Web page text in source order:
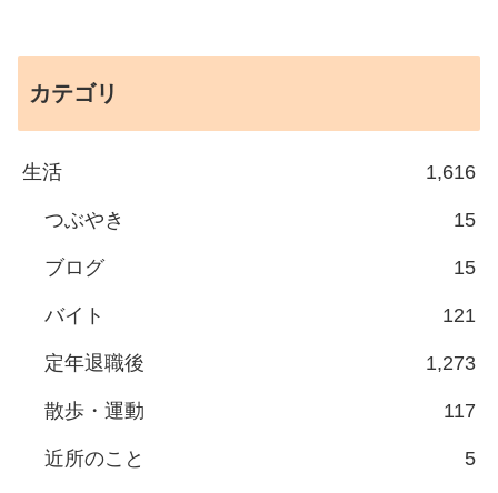
カテゴリ
生活 1,616
つぶやき 15
ブログ 15
バイト 121
定年退職後 1,273
散歩・運動 117
近所のこと 5